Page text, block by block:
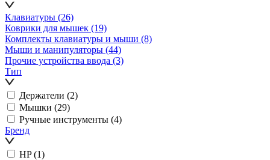
Клавиатуры (26)
Коврики для мышек (19)
Комплекты клавиатуры и мыши (8)
Мыши и манипуляторы (44)
Прочие устройства ввода (3)
Тип
Держатели (2)
Мышки (29)
Ручные инструменты (4)
Бренд
HP (1)